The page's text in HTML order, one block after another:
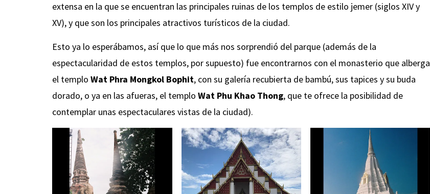
extensa en la que se encuentran las principales ruinas de los templos de estilo jemer (siglos XIV y
XV), y que son los principales atractivos turísticos de la ciudad.
Esto ya lo esperábamos, así que lo que más nos sorprendió del parque (además de la
espectacularidad de estos templos, por supuesto) fue encontrarnos con el monasterio que alberga
el templo Wat Phra Mongkol Bophit, con su galería recubierta de bambú, sus tapices y su buda
dorado, o ya en las afueras, el templo Wat Phu Khao Thong, que te ofrece la posibilidad de
contemplar unas espectaculares vistas de la ciudad).